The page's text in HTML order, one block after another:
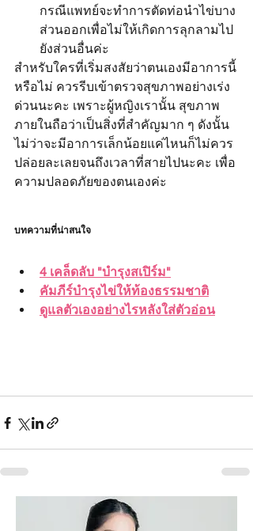
กรณีแพทย์จะทำการตัดท่อนำไข่บาง
ส่วนออกเพื่อไม่ให้เกิดการลุกลามไป
ยังส่วนอื่นค่ะ
สำหรับใครที่เริ่มสงสัยว่าตนเองมีอาการนี้
หรือไม่ ควรรีบเข้าตรวจสุขภาพอย่างเร่ง
ด่วนนะคะ เพราะผู้หญิงเรานั้น สุขภาพ
ภายในถือว่าเป็นสิ่งที่สำคัญมาก ๆ ดังนั้น
ไม่ว่าจะมีอาการเล็กน้อยแค่ไหนก็ไม่ควร
ปล่อยละเลยจนถึงเวลาที่สายไปนะคะ เพื่อ
ความปลอดภัยของตนเองค่ะ
บทความที่น่าสนใจ
4 เคล็ดลับ "บำรุงสเปิร์ม"
คัมภีร์บำรุงไข่ให้ท้องธรรมชาติ
ดูแลตัวเองอย่างไรหลังใส่ตัวอ่อน